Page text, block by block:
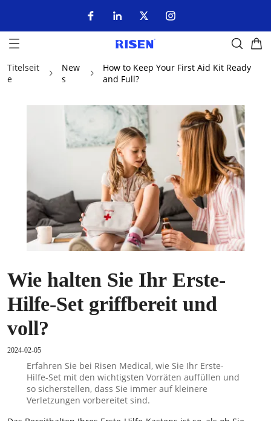
Titelseit
e
New
s
How to Keep Your First Aid Kit Ready
and Full?
Wie halten Sie Ihr Erste-
Hilfe-Set griffbereit und
voll?
2024-02-05
Erfahren Sie bei Risen Medical, wie Sie Ihr Erste-
Hilfe-Set mit den wichtigsten Vorräten auffüllen und
so sicherstellen, dass Sie immer auf kleinere
Verletzungen vorbereitet sind.